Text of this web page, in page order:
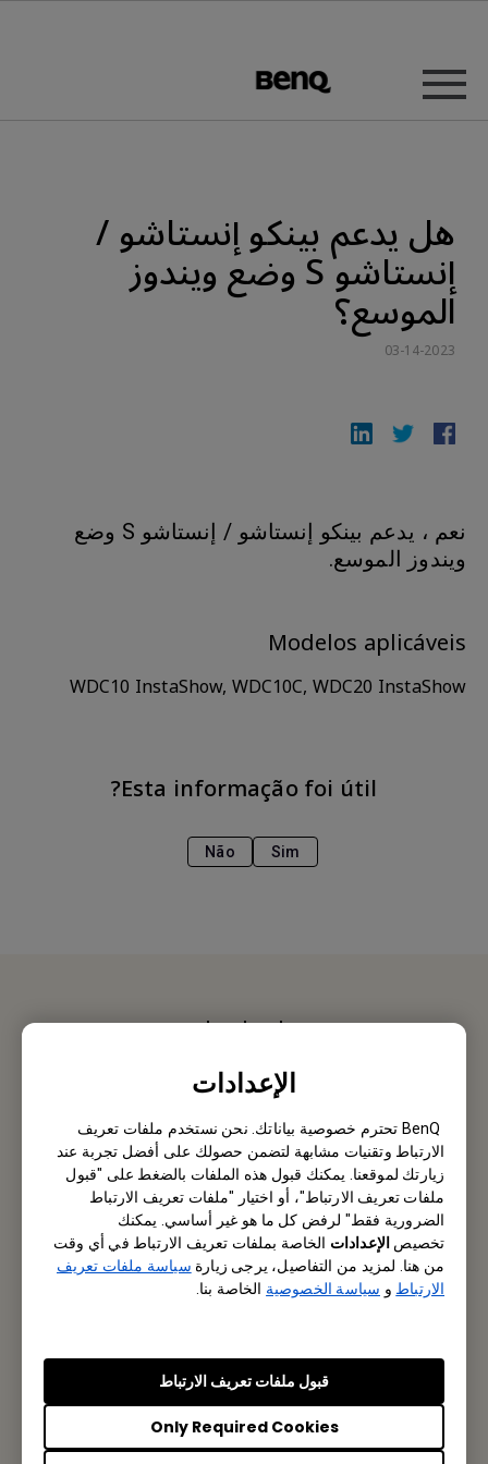
الإعدادات
BenQ تحترم خصوصية بياناتك. نحن نستخدم ملفات تعريف
الارتباط وتقنيات مشابهة لتضمن حصولك على أفضل تجربة عند
زيارتك لموقعنا. يمكنك قبول هذه الملفات بالضغط على "قبول
ملفات تعريف الارتباط"، أو اختيار "ملفات تعريف الارتباط
الضرورية فقط" لرفض كل ما هو غير أساسي. يمكنك
تخصيصالإعدادات الخاصة بملفات تعريف الارتباط في أي وقت
من هنا. لمزيد من التفاصيل، يرجى زيارة سياسة ملفات تعريف
الارتباط و سياسة الخصوصية الخاصة بنا.
Only Required Cookies
قبول ملفات تعريف الارتباط
هل يدعم بينكو إنستاشو /
إنستاشو S وضع ويندوز
الموسع؟
03-14-2023
نعم ، يدعم بينكو إنستاشو / إنستاشو S وضع
ويندوز الموسع.
Modelos aplicáveis
WDC10 InstaShow, WDC10C, WDC20 InstaShow
Esta informação foi útil?
Sim
Não
اتصل بنا
كنا نحب أن نسمع منك.
راسلنا عبر البريد الإلكتروني
Subscribe to Newsletter
Be the first to hear from us.
Subscribe